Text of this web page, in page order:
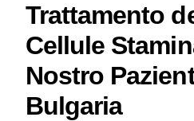
Trattamento
Cellule
Nostro
Bulgaria